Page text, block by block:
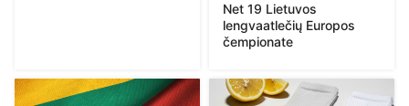
Net 19 Lietuvos
lengvaatlečių Europos
čempionate